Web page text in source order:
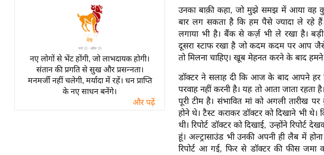
त्योहार
राशिफल
विशेष
नए लोगों से भेंट होंगी, जो लाभदायक होगी।
संतान की प्रगति से सुख और प्रसन्नता।
मनमर्जी नहीं चलेगी, मर्यादा में रहें। धन प्राप्ति
के नए साधन बनेंगे।
और पढ़ें
उनका बाक़ी कहा, जो मुझे समझ में आया वह
बार लग सकता है कि हम पैसे ज्यादा ले रहे
लगाया भी है। बैंक से कर्ज़ भी ले रखा है।
दूसरा स्टाफ रखा है जो कदम कदम पर आप जैसे
तो मिलना चाहिए। खूब मेहनत करने के बाद
डॉक्टर ने सलाह दी कि आज के बाद आपने हर
परवाह नहीं करनी है। यह तो आता जाता
पूरी टीम है। संभावित मां को अगली तारीख
होने थे। टैस्ट कराकर डॉक्टर को दिखाने भी
थी। रिपोर्ट डॉक्टर को दिखाई, उन्होंने
हूं। अल्ट्रासाउंड भी उनकी अपनी ही लैब में
रिपोर्ट आ गई, फिर से डॉक्टर की फीस जमा